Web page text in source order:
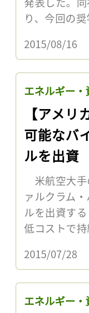
り、今回の
2015/08/16
エネルギー・
【アメ
可能なバ
ルを出資
米航空大手
ァルクラム
ルを出資す
低コストで
2015/07/28
エネルギー・